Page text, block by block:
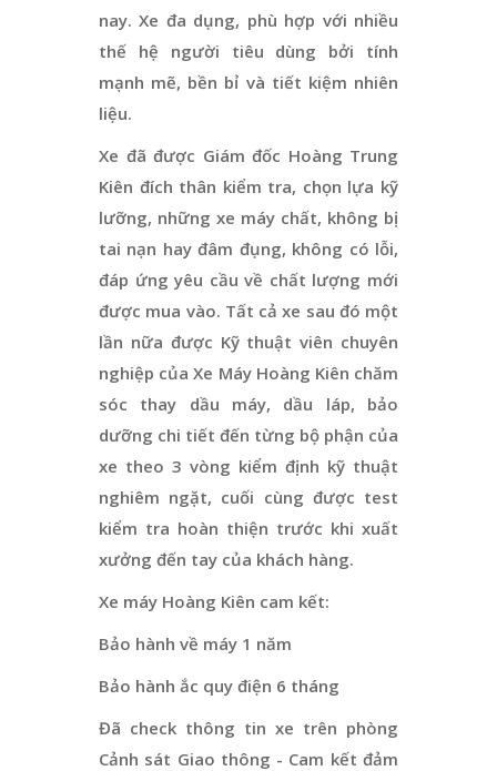
nay. Xe đa dụng, phù hợp với nhiều
thế hệ người tiêu dùng bởi tính
mạnh mẽ, bền bỉ và tiết kiệm nhiên
liệu.
Xe đã được Giám đốc Hoàng Trung
Kiên đích thân kiểm tra, chọn lựa kỹ
lưỡng, những xe máy chất, không bị
tai nạn hay đâm đụng, không có lỗi,
đáp ứng yêu cầu về chất lượng mới
được mua vào. Tất cả xe sau đó một
lần nữa được Kỹ thuật viên chuyên
nghiệp của Xe Máy Hoàng Kiên chăm
sóc thay dầu máy, dầu láp, bảo
dưỡng chi tiết đến từng bộ phận của
xe theo 3 vòng kiểm định kỹ thuật
nghiêm ngặt, cuối cùng được test
kiểm tra hoàn thiện trước khi xuất
xưởng đến tay của khách hàng.
Xe máy Hoàng Kiên cam kết:
Bảo hành về máy 1 năm
Bảo hành ắc quy điện 6 tháng
Đã check thông tin xe trên phòng
Cảnh sát Giao thông - Cam kết đảm